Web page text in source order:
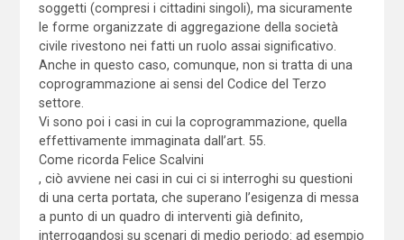
soggetti (compresi i cittadini singoli), ma sicuramente
le forme organizzate di aggregazione della società
civile rivestono nei fatti un ruolo assai significativo.
Anche in questo caso, comunque, non si tratta di una
coprogrammazione ai sensi del Codice del Terzo
settore.
Vi sono poi i casi in cui la coprogrammazione, quella
effettivamente immaginata dall’art. 55.
Come ricorda Felice Scalvini
, ciò avviene nei casi in cui ci si interroghi su questioni
di una certa portata, che superano l’esigenza di messa
a punto di un quadro di interventi già definito,
interrogandosi su scenari di medio periodo: ad esempio